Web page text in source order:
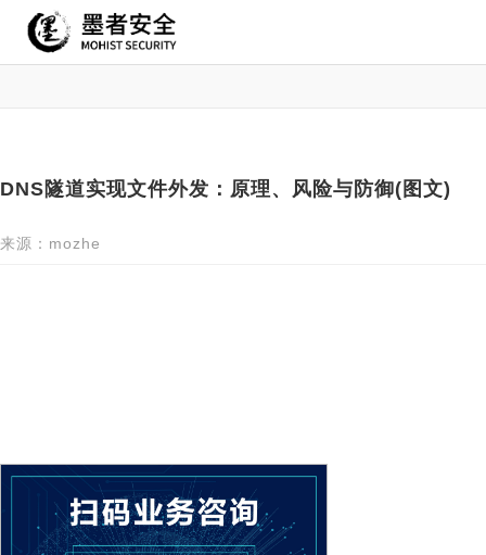
DNS隧道实现文件外发：原理、风险与防御(图文)
来源：mozhe